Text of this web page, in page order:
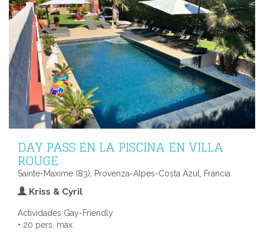
DAY PASS EN LA PISCINA EN VILLA
ROUGE
Sainte-Maxime (83), Provenza-Alpes-Costa Azul, Francia
Kriss & Cyril
Actividades Gay-Friendly
• 20 pers. max.